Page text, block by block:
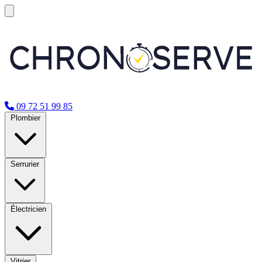
09 72 51 99 85
Plombier
Serrurier
Électricien